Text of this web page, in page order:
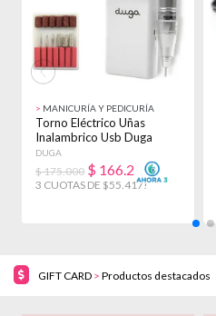
> MANICURÍA Y PEDICURÍA
Torno Eléctrico Uñas
Inalambrico Usb Duga
30.000 Rpm D297
DUGA
$ 175.000 $ 166.250
3 CUOTAS DE $55.417!
GIFT CARD > Productos destacados